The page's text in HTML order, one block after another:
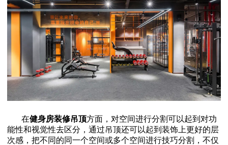
在健身房装修吊顶方面，对空间进行分割可以起到对功
能性和视觉性去区分，通过吊顶还可以起到装饰上更好的层
次感，把不同的同一个空间或多个空间进行技巧分割，不仅